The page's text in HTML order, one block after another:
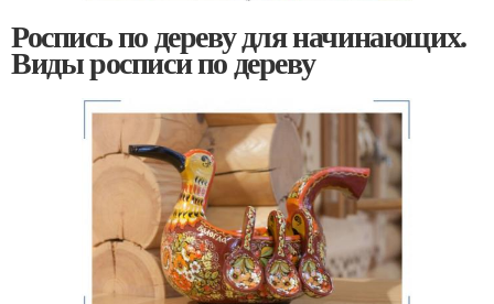
Роспись по дереву для начинающих.
Виды росписи по дереву